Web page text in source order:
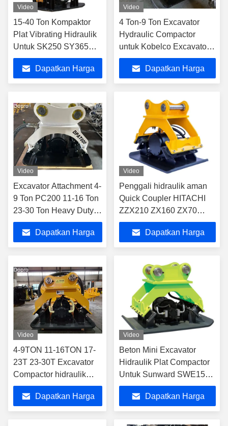
Video
15-40 Ton Kompaktor
Plat Vibrating Hidraulik
Untuk SK250 SY365
SY335 SH300 SK330
EC290B CX360
Dapatkan Harga
Video
4 Ton-9 Ton Excavator
Hydraulic Compactor
untuk Kobelco Excavator
SK60 SK55
Dapatkan Harga
Video
Excavator Attachment 4-
9 Ton PC200 11-16 Ton
23-30 Ton Heavy Duty
Excavator Spare Part
Dapatkan Harga
Video
Penggali hidraulik aman
Quick Coupler HITACHI
ZZX210 ZX160 ZX70
ZX75 ZX80
Dapatkan Harga
Video
4-9TON 11-16TON 17-
23T 23-30T Excavator
Compactor hidraulik
beton plat jalan
Compactor Vibrating
Plate Compactor
Dapatkan Harga
Video
Beton Mini Excavator
Hidraulik Plat Compactor
Untuk Sunward SWE15
SWE18
Dapatkan Harga